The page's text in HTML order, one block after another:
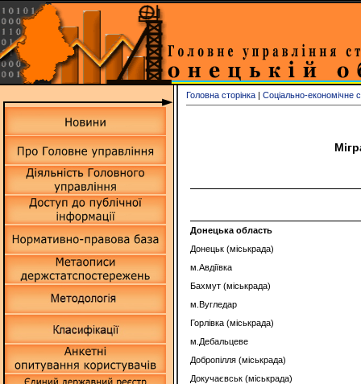
Головна сторінка | Соціально-економічне
Донецька область
Донецьк (міськрада)
м.Авдіївка
Бахмут (міськрада)
м.Вугледар
Горлівка (міськрада)
м.Дебальцеве
Добропілля (міськрада)
Докучаєвськ (міськрада)